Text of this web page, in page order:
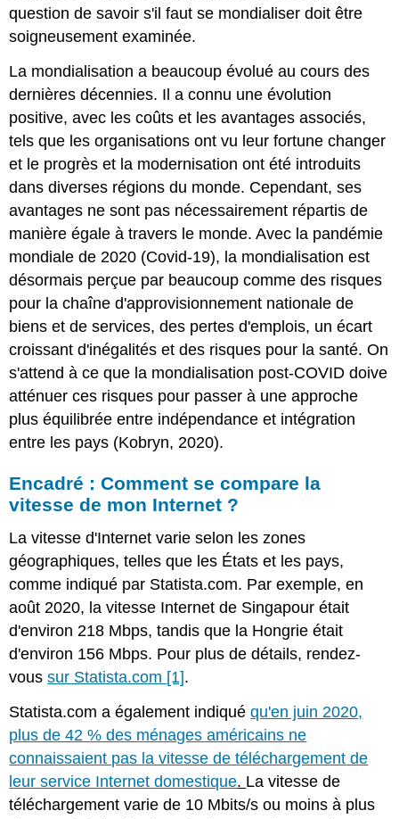
question de savoir s'il faut se mondialiser doit être
soigneusement examinée.
La mondialisation a beaucoup évolué au cours des
dernières décennies. Il a connu une évolution
positive, avec les coûts et les avantages associés,
tels que les organisations ont vu leur fortune changer
et le progrès et la modernisation ont été introduits
dans diverses régions du monde. Cependant, ses
avantages ne sont pas nécessairement répartis de
manière égale à travers le monde. Avec la pandémie
mondiale de 2020 (Covid-19), la mondialisation est
désormais perçue par beaucoup comme des risques
pour la chaîne d'approvisionnement nationale de
biens et de services, des pertes d'emplois, un écart
croissant d'inégalités et des risques pour la santé. On
s'attend à ce que la mondialisation post-COVID doive
atténuer ces risques pour passer à une approche
plus équilibrée entre indépendance et intégration
entre les pays (Kobryn, 2020).
Encadré : Comment se compare la
vitesse de mon Internet ?
La vitesse d'Internet varie selon les zones
géographiques, telles que les États et les pays,
comme indiqué par Statista.com. Par exemple, en
août 2020, la vitesse Internet de Singapour était
d'environ 218 Mbps, tandis que la Hongrie était
d'environ 156 Mbps. Pour plus de détails, rendez-
vous sur Statista.com [1].
Statista.com a également indiquéqu'en juin 2020,
plus de 42 % des ménages américains ne
connaissaient pas la vitesse de téléchargement de
leur service Internet domestique. La vitesse de
téléchargement varie de 10 Mbits/s ou moins à plus